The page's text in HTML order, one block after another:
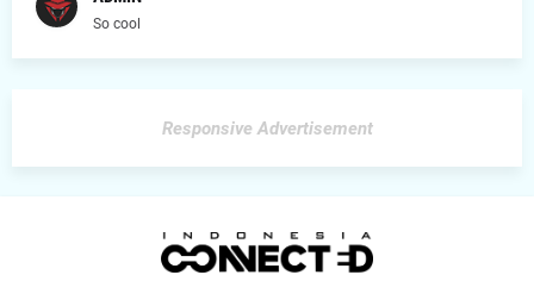
So cool
Responsive Advertisement